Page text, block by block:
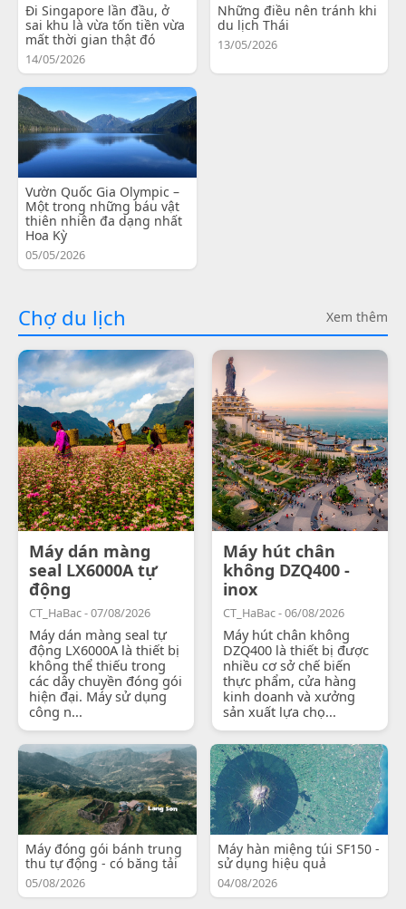
Đi Singapore lần đầu, ở
sai khu là vừa tốn tiền vừa
mất thời gian thật đó
14/05/2026
Những điều nên tránh khi
du lịch Thái
13/05/2026
Vườn Quốc Gia Olympic –
Một trong những báu vật
thiên nhiên đa dạng nhất
Hoa Kỳ
05/05/2026
Chợ du lịch Xem thêm
Máy dán màng
seal LX6000A tự
động
CT_HaBac - 07/08/2026
Máy dán màng seal tự
động LX6000A là thiết bị
không thể thiếu trong
các dây chuyền đóng gói
hiện đại. Máy sử dụng
công n...
Máy hút chân
không DZQ400 -
inox
CT_HaBac - 06/08/2026
Máy hút chân không
DZQ400 là thiết bị được
nhiều cơ sở chế biến
thực phẩm, cửa hàng
kinh doanh và xưởng
sản xuất lựa chọ...
Máy đóng gói bánh trung
thu tự động - có băng tải
05/08/2026
Máy hàn miệng túi SF150 -
sử dụng hiệu quả
04/08/2026